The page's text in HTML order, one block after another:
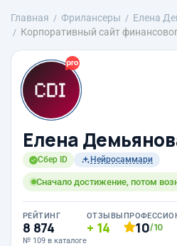
Главная Фрилансеры Елена
Корпоративный сайт
Елена
Сбер ID Нейросаммари
Сначало достижение, потом
РЕЙТИНГ
8 874
№ 109 в каталоге
ОТЗЫВЫ
14 10/10